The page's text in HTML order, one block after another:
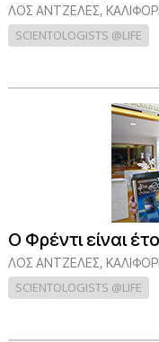
ΛΟΣ ΆΝΤΖΕΛΕΣ,
SCIENTOLOGISTS @LIFE
Ο Φρέντι είναι
ΛΟΣ ΆΝΤΖΕΛΕΣ,
SCIENTOLOGISTS @LIFE